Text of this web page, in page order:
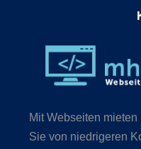
Mit Webseiten
Sie von niedrigeren